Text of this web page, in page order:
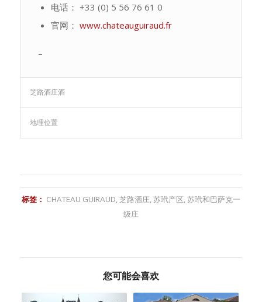
电话： +33 (0) 5 56 76 61 0
官网： www.chateauguiraud.fr
–
芝路酒庄酒
地理位置
标签： CHATEAU GUIRAUD,芝路酒庄,苏玳产区,苏玳和巴萨克一
级庄
您可能会喜欢